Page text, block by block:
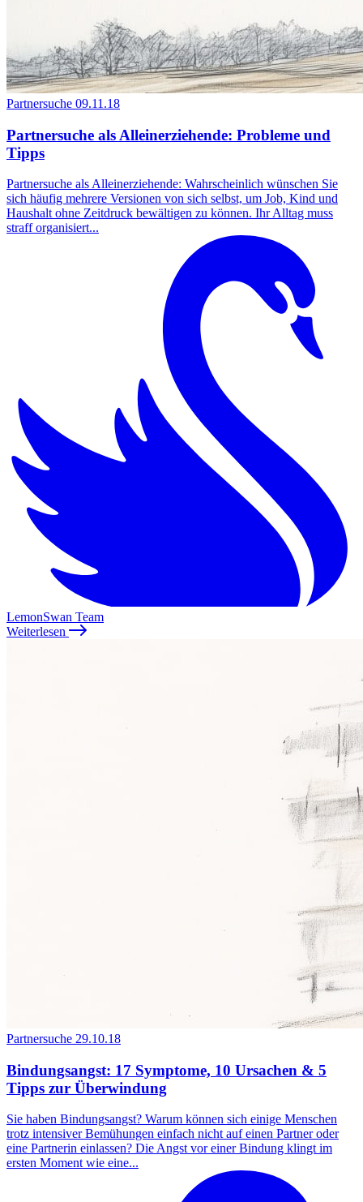
Partnersuche 09.11.18
Partnersuche als Alleinerziehende: Probleme und
Tipps
Partnersuche als Alleinerziehende: Wahrscheinlich wünschen Sie
sich häufig mehrere Versionen von sich selbst, um Job, Kind und
Haushalt ohne Zeitdruck bewältigen zu können. Ihr Alltag muss
straff organisiert...
LemonSwan Team
Weiterlesen
Partnersuche 29.10.18
Bindungsangst: 17 Symptome, 10 Ursachen & 5
Tipps zur Überwindung
Sie haben Bindungsangst? Warum können sich einige Menschen
trotz intensiver Bemühungen einfach nicht auf einen Partner oder
eine Partnerin einlassen? Die Angst vor einer Bindung klingt im
ersten Moment wie eine...